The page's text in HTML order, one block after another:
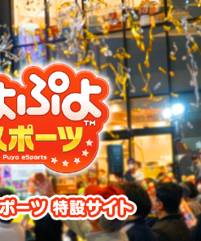
ト